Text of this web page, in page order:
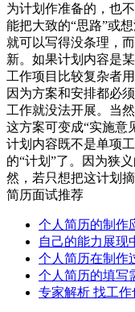
为计划作准备的，也
能把大致的“思路”或
就可以写得没条理，
新。如果计划内容是
工作项目比较复杂者用
因为方案和安排都必
工作就没法开展。当
这方案可变成“实施意
计划内容既不是单项
的“计划”了。因为狭
然，若只想把这计划
简历面试推荐
个人简历的制作
自己的能力展现
个人简历在制作
个人简历的填写
专家解析 找工